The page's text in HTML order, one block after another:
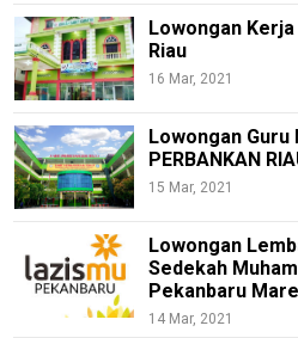
Lowongan Kerja
Riau
16 Mar, 2021
Lowongan Guru
PERBANKAN
15 Mar, 2021
Lowongan
Sedekah
Pekanbaru
14 Mar, 2021
M
Home